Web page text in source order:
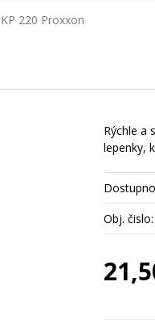
220 Proxxon
Rýchle a
lepenky,
Obj. čislo: